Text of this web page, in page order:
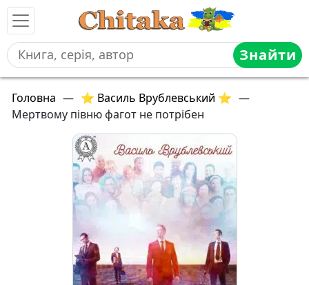
Знайти
Головна — ⭐ Василь Врублевський ⭐ —
Мертвому півню фагот не потрібен